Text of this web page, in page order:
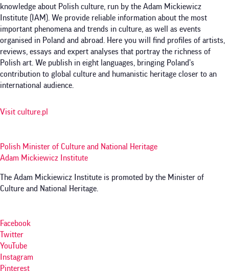
knowledge about Polish culture, run by the Adam Mickiewicz
Institute (IAM). We provide reliable information about the most
important phenomena and trends in culture, as well as events
organised in Poland and abroad. Here you will find profiles of artists,
reviews, essays and expert analyses that portray the richness of
Polish art. We publish in eight languages, bringing Poland’s
contribution to global culture and humanistic heritage closer to an
international audience.
Visit culture.pl
Polish Minister of Culture and National Heritage
Adam Mickiewicz Institute
The Adam Mickiewicz Institute is promoted by the Minister of
Culture and National Heritage.
Facebook
Twitter
YouTube
Instagram
Pinterest